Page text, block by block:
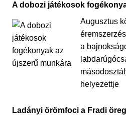
A dobozi játékosok
Augusztus
a
helyezettje
Ladányi örömfoci a Fradi